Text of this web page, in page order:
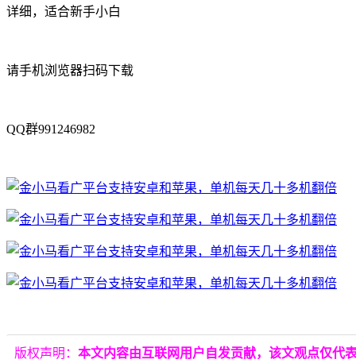
详细，适合新手小白
请手机浏览器扫码下载
QQ群991246982
版权声明： 本文内容由互联网用户自发贡献，该文观点仅代